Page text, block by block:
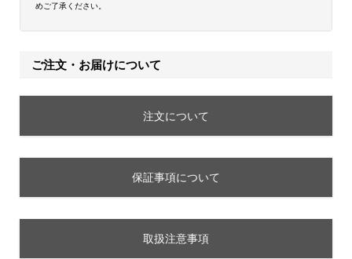
めご了承ください。
ご注文・お届けについて
注文について
保証事項について
取扱注意事項